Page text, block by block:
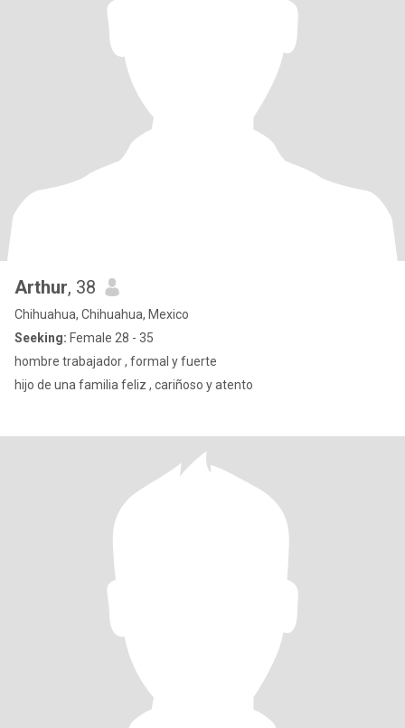
Arthur, 38
Chihuahua, Chihuahua, Mexico
Seeking: Female 28 - 35
hombre trabajador , formal y fuerte
hijo de una familia feliz , cariñoso y atento